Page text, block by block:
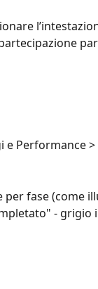
e Performance
fase (come
- grigio